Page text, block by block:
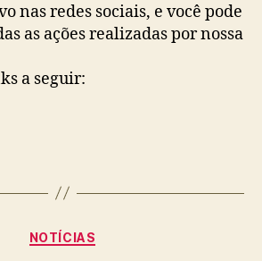
nas redes sociais, e você pode
as ações realizadas por nossa
a seguir:
Categorias
NOTÍCIAS